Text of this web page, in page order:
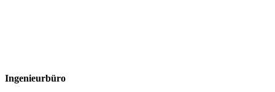
Ingenieurbüro